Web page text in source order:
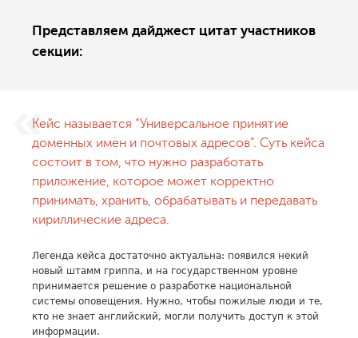
Представляем дайджест цитат участников
секции:
Кейс называется “Универсальное принятие
доменных имён и почтовых адресов”. Суть кейса
состоит в том, что нужно разработать
приложение, которое может корректно
принимать, хранить, обрабатывать и передавать
кириллические адреса.
Легенда кейса достаточно актуальна: появился некий
новый штамм гриппа, и на государственном уровне
принимается решение о разработке национальной
системы оповещения. Нужно, чтобы пожилые люди и те,
кто не знает английский, могли получить доступ к этой
информации.